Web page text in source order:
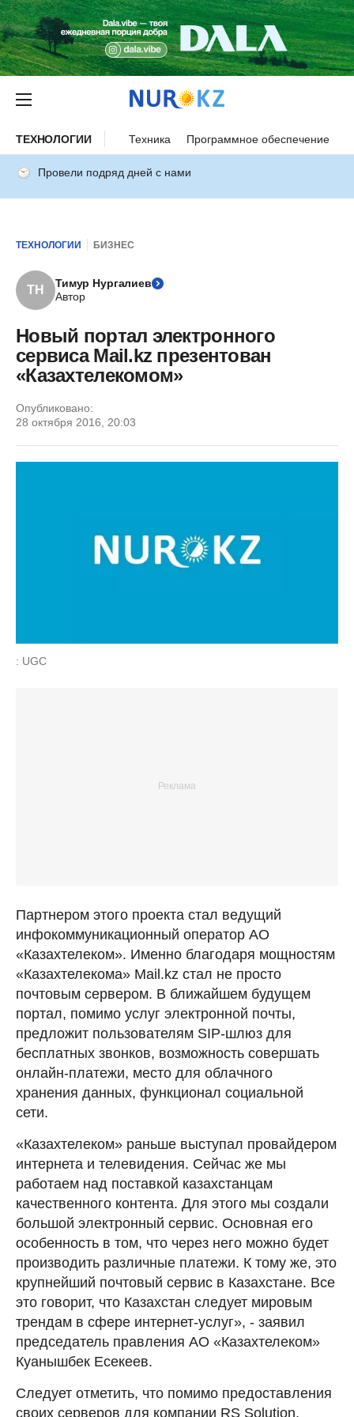
ТЕХНОЛОГИИ Техника Программное обеспечение
Провели подряд дней с нами
ТЕХНОЛОГИИ БИЗНЕС
ТН
Тимур Нургалиев
Автор
Новый портал электронного
сервиса Mail.kz презентован
«Казахтелекомом»
Опубликовано:
28 октября 2016, 20:03
: UGC
Партнером этого проекта стал ведущий
инфокоммуникационный оператор АО
«Казахтелеком». Именно благодаря мощностям
«Казахтелекома» Mail.kz стал не просто
почтовым сервером. В ближайшем будущем
портал, помимо услуг электронной почты,
предложит пользователям SIP-шлюз для
бесплатных звонков, возможность совершать
онлайн-платежи, место для облачного
хранения данных, функционал социальной
сети.
«Казахтелеком» раньше выступал провайдером
интернета и телевидения. Сейчас же мы
работаем над поставкой казахстанцам
качественного контента. Для этого мы создали
большой электронный сервис. Основная его
особенность в том, что через него можно будет
производить различные платежи. К тому же, это
крупнейший почтовый сервис в Казахстане. Все
это говорит, что Казахстан следует мировым
трендам в сфере интернет-услуг», - заявил
председатель правления АО «Казахтелеком»
Куанышбек Есекеев.
Следует отметить, что помимо предоставления
своих серверов для компании RS Solution,